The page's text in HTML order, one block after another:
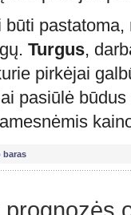
Turgus,
pirkėjai
pasiūlė
baras